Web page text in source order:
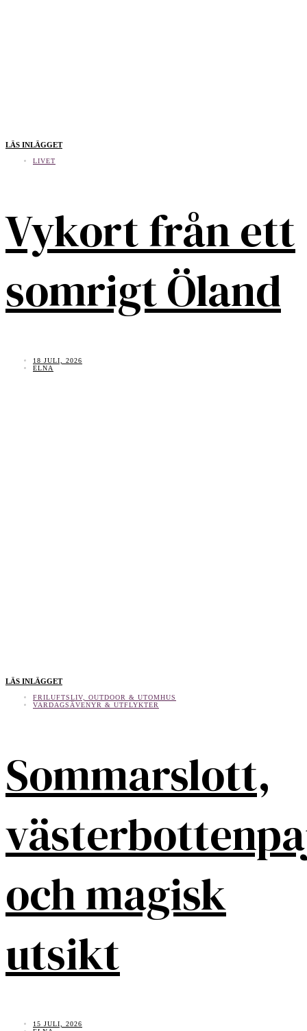
LÄS INLÄGGET
LIVET
Vykort från ett
somrigt Öland
18 JULI, 2026
ELNA
LÄS INLÄGGET
FRILUFTSLIV, OUTDOOR & UTOMHUS
VARDAGSÄVENYR & UTFLYKTER
Sommarslott,
och magisk
utsikt
15 JULI, 2026